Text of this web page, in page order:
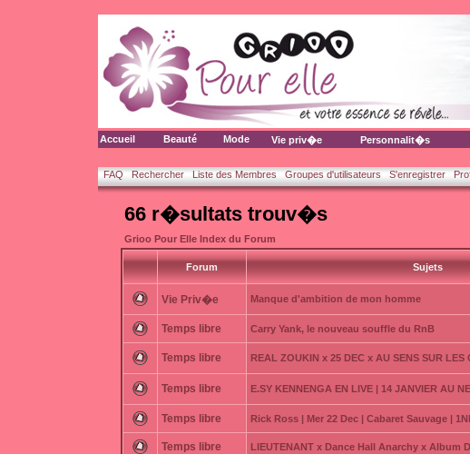
Accueil Beauté Mode Vie priv�e Personnalit�s
FAQ Rechercher Liste des Membres Groupes d'utilisateurs S'enregistrer
66 r�sultats trouv�s
Grioo Pour Elle Index du Forum
Forum Sujets
Vie Priv�e Manque d'ambition de mon homme
Temps libre Carry Yank, le nouveau souffle du RnB
Temps libre REAL ZOUKIN x 25 DEC x AU SENS SUR LES
Temps libre E.SY KENNENGA EN LIVE | 14 JANVIER AU
Temps libre Rick Ross | Mer 22 Dec | Cabaret Sauvage |
Temps libre LIEUTENANT x Dance Hall Anarchy x Album